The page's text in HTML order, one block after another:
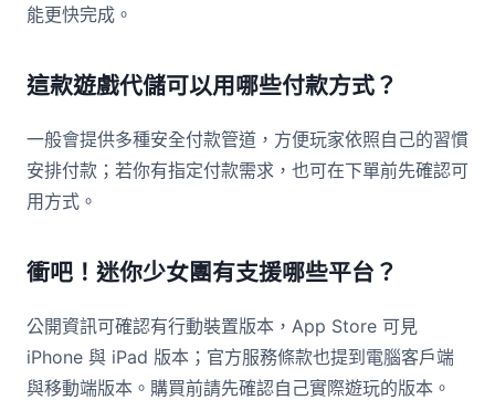
能更快完成。
這款遊戲代儲可以用哪些付款方式？
一般會提供多種安全付款管道，方便玩家依照自己的習慣
安排付款；若你有指定付款需求，也可在下單前先確認可
用方式。
衝吧！迷你少女團有支援哪些平台？
公開資訊可確認有行動裝置版本，App Store 可見
iPhone 與 iPad 版本；官方服務條款也提到電腦客戶端
與移動端版本。購買前請先確認自己實際遊玩的版本。